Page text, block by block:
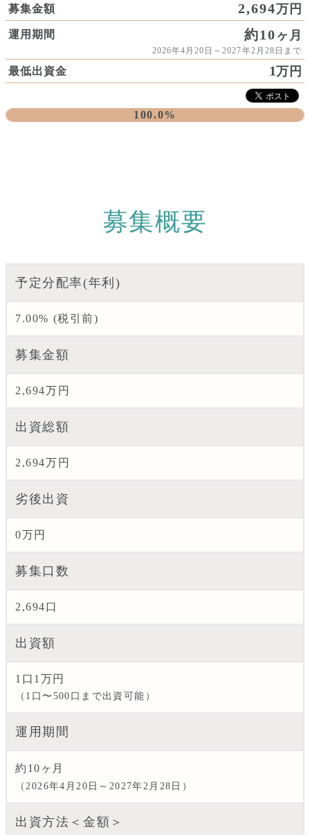
募集金額 2,694万円
運用期間 約10 ヶ月
2026年4月20日～2027年2月28日まで
最低出資金 1万円
100.0%
募集概要
予定分配率(年利)
7.00% (税引前)
募集金額
2,694万円
出資総額
2,694万円
劣後出資
0万円
募集口数
2,694口
出資額
1口1万円
（1口〜500口まで出資可能）
運用期間
約10 ヶ月
（2026年4月20日～2027年2月28日）
出資方法＜金額＞